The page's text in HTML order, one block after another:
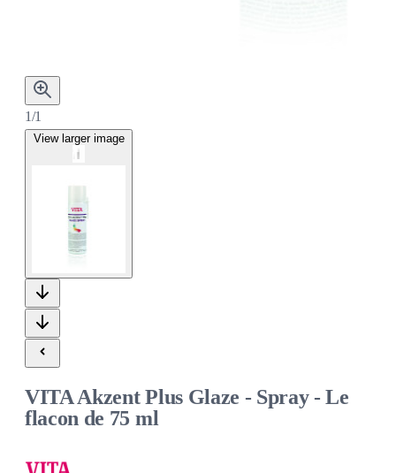
1/1
View larger image
VITA Akzent Plus Glaze - Spray - Le
flacon de 75 ml